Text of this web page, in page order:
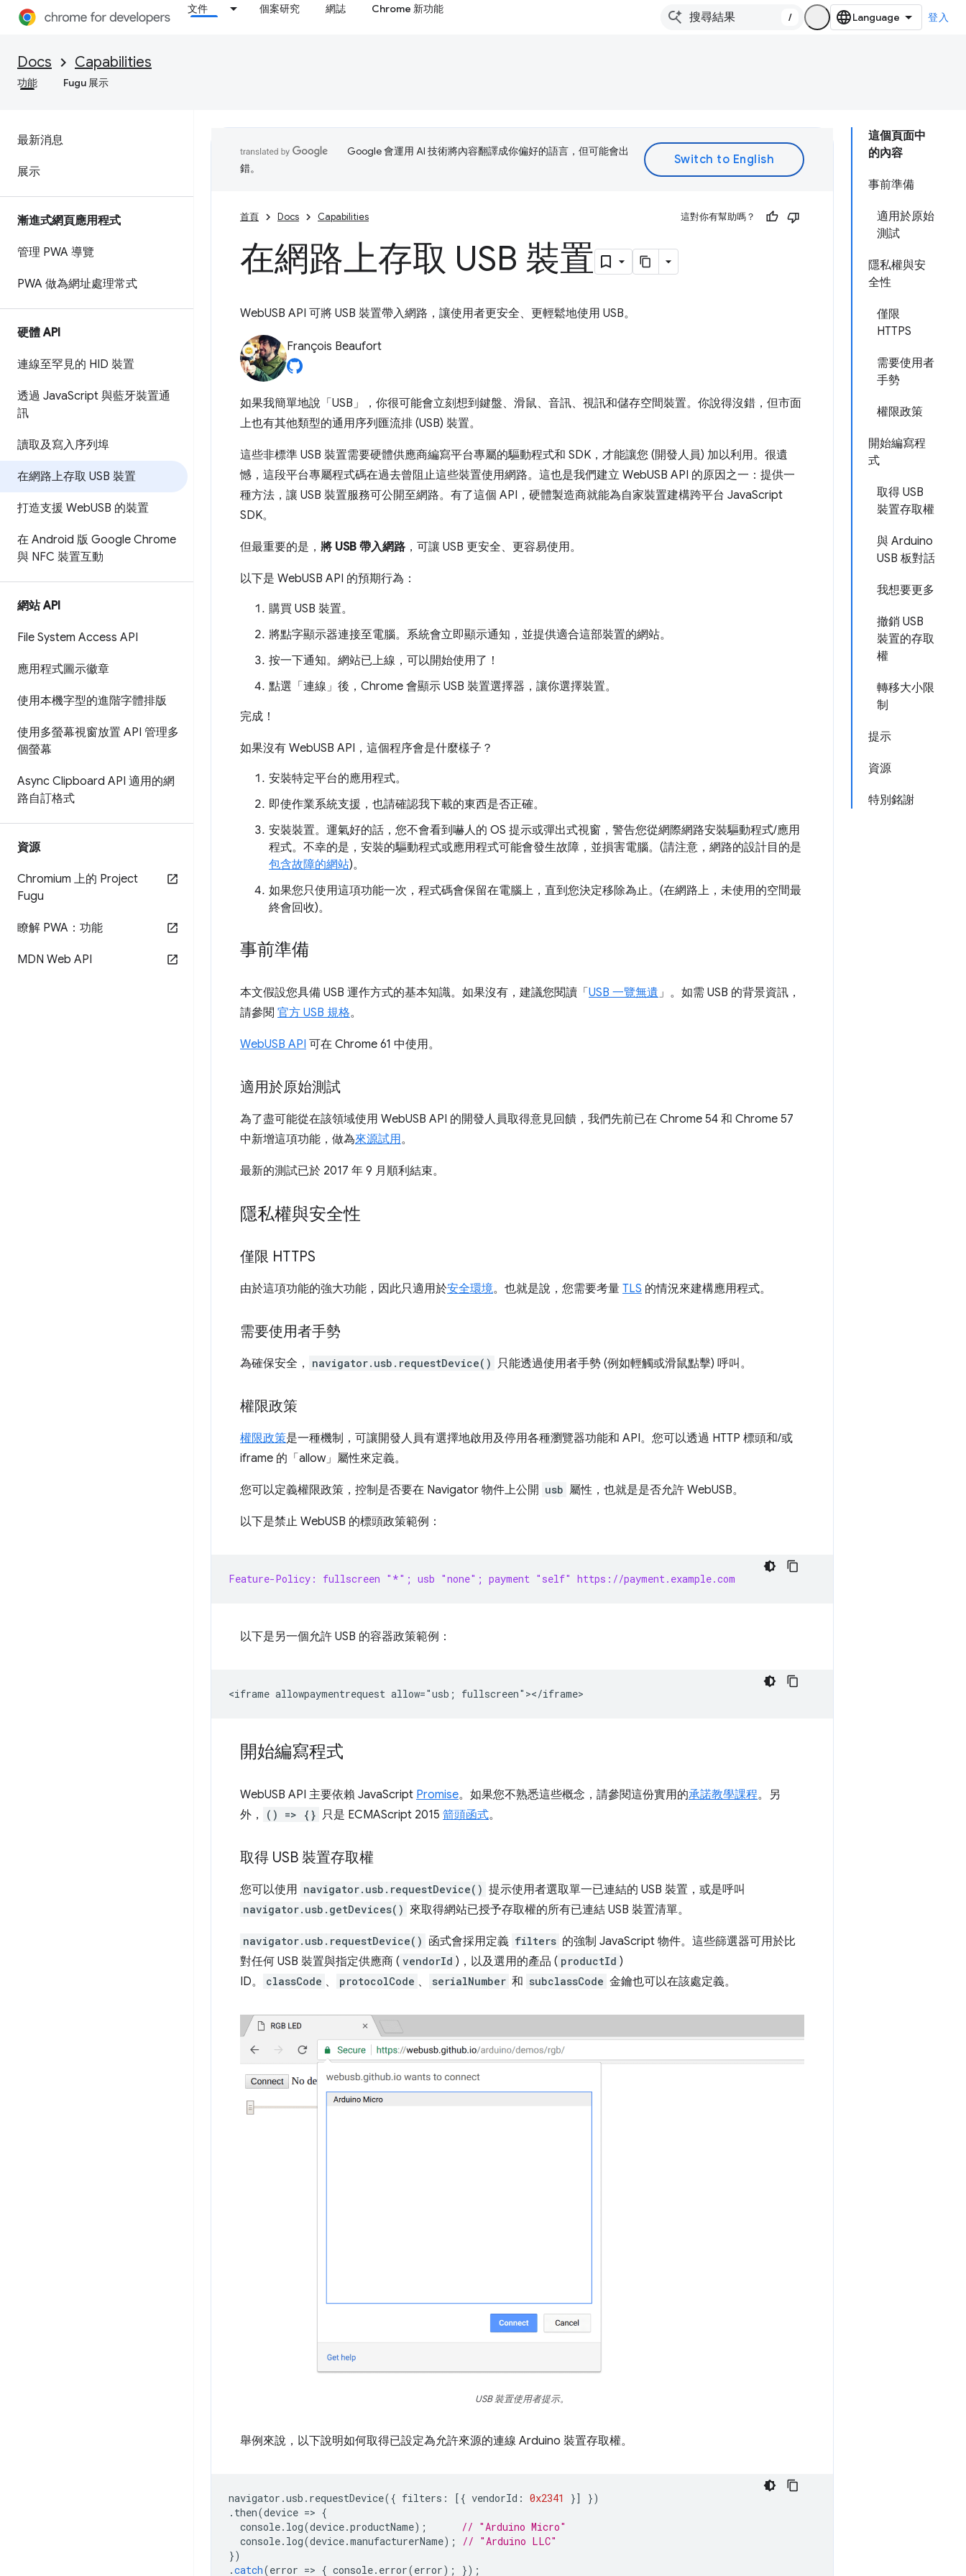
文件 個案研究 網誌 Chrome 新功能
/ 登入
Docs Capabilities
功能 Fugu 展示
最新消息
展示
漸進式網頁應用程式
管理 PWA 導覽
PWA 做為網址處理常式
硬體 API
連線至罕見的 HID 裝置
透過 JavaScript 與藍牙裝置通
訊
讀取及寫入序列埠
在網路上存取 USB 裝置
打造支援 WebUSB 的裝置
在 Android 版 Google Chrome
與 NFC 裝置互動
網站 API
File System Access API
應用程式圖示徽章
使用本機字型的進階字體排版
使用多螢幕視窗放置 API 管理多
個螢幕
Async Clipboard API 適用的網
路自訂格式
資源
Chromium 上的 Project
Fugu
瞭解 PWA：功能
MDN Web API
這個頁面中
的內容
事前準備
適用於原始
測試
隱私權與安
全性
僅限
HTTPS
需要使用者
手勢
權限政策
開始編寫程
式
取得 USB
裝置存取權
與 Arduino
USB 板對話
我想要更多
撤銷 USB
裝置的存取
權
轉移大小限
制
提示
資源
特別銘謝
Google 會運用 AI 技術將內容翻譯成你偏好的語言，但可能會出
錯。
首頁 Docs Capabilities 這對你有幫助嗎？
在網路上存取 USB 裝置
WebUSB API 可將 USB 裝置帶入網路，讓使用者更安全、更輕鬆地使用 USB。
François Beaufort
如果我簡單地說「USB」，你很可能會立刻想到鍵盤、滑鼠、音訊、視訊和儲存空間裝置。你說得沒錯，但市面
上也有其他類型的通用序列匯流排 (USB) 裝置。
這些非標準 USB 裝置需要硬體供應商編寫平台專屬的驅動程式和 SDK，才能讓您 (開發人員) 加以利用。很遺
憾，這段平台專屬程式碼在過去曾阻止這些裝置使用網路。這也是我們建立 WebUSB API 的原因之一：提供一
種方法，讓 USB 裝置服務可公開至網路。有了這個 API，硬體製造商就能為自家裝置建構跨平台 JavaScript
SDK。
但最重要的是， 將 USB 帶入網路 ，可讓 USB 更安全、更容易使用。
以下是 WebUSB API 的預期行為：
購買 USB 裝置。
將點字顯示器連接至電腦。系統會立即顯示通知，並提供適合這部裝置的網站。
按一下通知。網站已上線，可以開始使用了！
點選「連線」後，Chrome 會顯示 USB 裝置選擇器，讓你選擇裝置。
完成！
如果沒有 WebUSB API，這個程序會是什麼樣子？
安裝特定平台的應用程式。
即使作業系統支援，也請確認我下載的東西是否正確。
安裝裝置。運氣好的話，您不會看到嚇人的 OS 提示或彈出式視窗，警告您從網際網路安裝驅動程式/應用
程式。不幸的是，安裝的驅動程式或應用程式可能會發生故障，並損害電腦。(請注意，網路的設計目的是
包含故障的網站)。
如果您只使用這項功能一次，程式碼會保留在電腦上，直到您決定移除為止。(在網路上，未使用的空間最
終會回收)。
事前準備
本文假設您具備 USB 運作方式的基本知識。如果沒有，建議您閱讀「 USB 一覽無遺」。如需 USB 的背景資訊，
請參閱 官方 USB 規格。
WebUSB API 可在 Chrome 61 中使用。
適用於原始測試
為了盡可能從在該領域使用 WebUSB API 的開發人員取得意見回饋，我們先前已在 Chrome 54 和 Chrome 57
中新增這項功能，做為來源試用。
最新的測試已於 2017 年 9 月順利結束。
隱私權與安全性
僅限 HTTPS
由於這項功能的強大功能，因此只適用於安全環境。也就是說，您需要考量 TLS 的情況來建構應用程式。
需要使用者手勢
為確保安全， navigator.usb.requestDevice() 只能透過使用者手勢 (例如輕觸或滑鼠點擊) 呼叫。
權限政策
權限政策是一種機制，可讓開發人員有選擇地啟用及停用各種瀏覽器功能和 API。您可以透過 HTTP 標頭和/或
iframe 的「allow」屬性來定義。
您可以定義權限政策，控制是否要在 Navigator 物件上公開 usb 屬性，也就是是否允許 WebUSB。
以下是禁止 WebUSB 的標頭政策範例：
Feature-Policy: fullscreen "*"; usb "none"; payment "self" https://payment.example.com
以下是另一個允許 USB 的容器政策範例：
開始編寫程式
WebUSB API 主要依賴 JavaScript Promise。如果您不熟悉這些概念，請參閱這份實用的承諾教學課程。另
外，
() => {} 只是 ECMAScript 2015 箭頭函式。
取得 USB 裝置存取權
您可以使用 navigator.usb.requestDevice() 提示使用者選取單一已連結的 USB 裝置，或是呼叫
navigator.usb.getDevices() 來取得網站已授予存取權的所有已連結 USB 裝置清單。
navigator.usb.requestDevice() 函式會採用定義 filters 的強制 JavaScript 物件。這些篩選器可用於比
對任何 USB 裝置與指定供應商 ( vendorId )，以及選用的產品 ( productId )
ID。
classCode 、 protocolCode 、 serialNumber 和 subclassCode 金鑰也可以在該處定義。
USB 裝置使用者提示。
舉例來說，以下說明如何取得已設定為允許來源的連線 Arduino 裝置存取權。
navigator .usb . requestDevice({ filters : [{ vendorId : 0x2341 }]
})
. then(device => {
console. log(device.productName);
// "Arduino Micro"
console. log(device.manufacturerName);
// "Arduino LLC"
})
.catch(error => { console. error(error); });